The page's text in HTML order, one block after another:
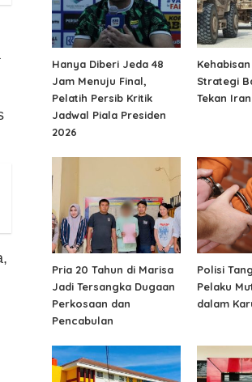
Hanya Diberi Jeda 48
Jam Menuju Final,
Pelatih Persib Kritik
Jadwal Piala Presiden
2026
Strategi
Tekan Iran
Pria 20 Tahun di Marisa
Jadi Tersangka Dugaan
Perkosaan dan
Pencabulan
Polisi
Pelaku
dalam